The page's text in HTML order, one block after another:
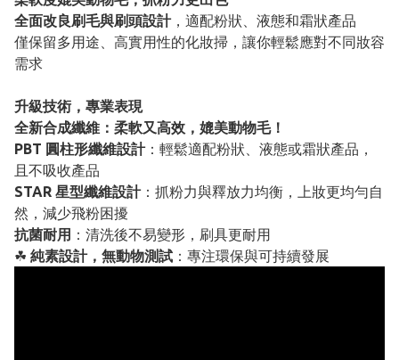
全面改良刷毛與刷頭設計，適配粉狀、液態和霜狀產品
僅保留多用途、高實用性的化妝掃，讓你輕鬆應對不同妝容
需求
升級技術，專業表現
全新合成纖維：柔軟又高效，媲美動物毛！
PBT 圓柱形纖維設計：輕鬆適配粉狀、液態或霜狀產品，
且不吸收產品
STAR 星型纖維設計：抓粉力與釋放力均衡，上妝更均勻自
然，減少飛粉困擾
抗菌耐用 ：清洗後不易變形，刷具更耐用
☘ 純素設計，無動物測試 ：專注環保與可持續發展